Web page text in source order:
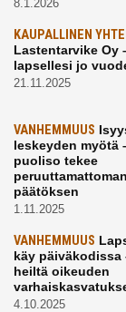
8.1.2026
KAUPALLINEN
Lastentarvike Oy
lapsellesi jo
21.11.2025
VANHEMMUUS
leskeyden myötä
puoliso tekee
peruuttamattoman
päätöksen
1.11.2025
VANHEMMUUS
käy päiväkodissa
heiltä oikeuden
4.10.2025